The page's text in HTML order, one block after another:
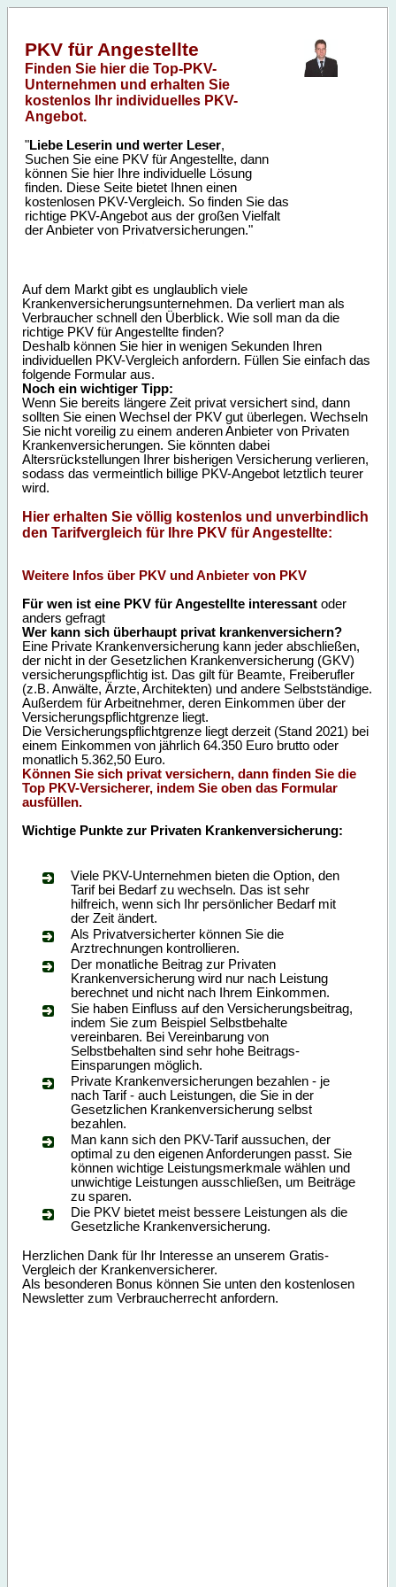
PKV für Angestellte
Finden Sie hier die Top-PKV-
Unternehmen und erhalten Sie
kostenlos Ihr individuelles PKV-
Angebot.
"Liebe Leserin und werter Leser,
Suchen Sie eine PKV für Angestellte, dann
können Sie hier Ihre individuelle Lösung
finden. Diese Seite bietet Ihnen einen
kostenlosen PKV-Vergleich. So finden Sie das
richtige PKV-Angebot aus der großen Vielfalt
der Anbieter von Privatversicherungen."
Auf dem Markt gibt es unglaublich viele
Krankenversicherungsunternehmen. Da verliert man als
Verbraucher schnell den Überblick. Wie soll man da die
richtige PKV für Angestellte finden?
Deshalb können Sie hier in wenigen Sekunden Ihren
individuellen PKV-Vergleich anfordern. Füllen Sie einfach das
folgende Formular aus.
Noch ein wichtiger Tipp:
Wenn Sie bereits längere Zeit privat versichert sind, dann
sollten Sie einen Wechsel der PKV gut überlegen. Wechseln
Sie nicht voreilig zu einem anderen Anbieter von Privaten
Krankenversicherungen. Sie könnten dabei
Altersrückstellungen Ihrer bisherigen Versicherung verlieren,
sodass das vermeintlich billige PKV-Angebot letztlich teurer
wird.
Hier erhalten Sie völlig kostenlos und unverbindlich
den Tarifvergleich für Ihre PKV für Angestellte:
Weitere Infos über PKV und Anbieter von PKV
Für wen ist eine PKV für Angestellte interessant oder
anders gefragt
Wer kann sich überhaupt privat krankenversichern?
Eine Private Krankenversicherung kann jeder abschließen,
der nicht in der Gesetzlichen Krankenversicherung (GKV)
versicherungspflichtig ist. Das gilt für Beamte, Freiberufler
(z.B. Anwälte, Ärzte, Architekten) und andere Selbstständige.
Außerdem für Arbeitnehmer, deren Einkommen über der
Versicherungspflichtgrenze liegt.
Die Versicherungspflichtgrenze liegt derzeit (Stand 2021) bei
einem Einkommen von jährlich 64.350 Euro brutto oder
monatlich 5.362,50 Euro.
Können Sie sich privat versichern, dann finden Sie die
Top PKV-Versicherer, indem Sie oben das Formular
ausfüllen.
Wichtige Punkte zur Privaten Krankenversicherung:
Viele PKV-Unternehmen bieten die Option, den
Tarif bei Bedarf zu wechseln. Das ist sehr
hilfreich, wenn sich Ihr persönlicher Bedarf mit
der Zeit ändert.
Als Privatversicherter können Sie die
Arztrechnungen kontrollieren.
Der monatliche Beitrag zur Privaten
Krankenversicherung wird nur nach Leistung
berechnet und nicht nach Ihrem Einkommen.
Sie haben Einfluss auf den Versicherungsbeitrag,
indem Sie zum Beispiel Selbstbehalte
vereinbaren. Bei Vereinbarung von
Selbstbehalten sind sehr hohe Beitrags-
Einsparungen möglich.
Private Krankenversicherungen bezahlen - je
nach Tarif - auch Leistungen, die Sie in der
Gesetzlichen Krankenversicherung selbst
bezahlen.
Man kann sich den PKV-Tarif aussuchen, der
optimal zu den eigenen Anforderungen passt. Sie
können wichtige Leistungsmerkmale wählen und
unwichtige Leistungen ausschließen, um Beiträge
zu sparen.
Die PKV bietet meist bessere Leistungen als die
Gesetzliche Krankenversicherung.
Herzlichen Dank für Ihr Interesse an unserem Gratis-
Vergleich der Krankenversicherer.
Als besonderen Bonus können Sie unten den kostenlosen
Newsletter zum Verbraucherrecht anfordern.